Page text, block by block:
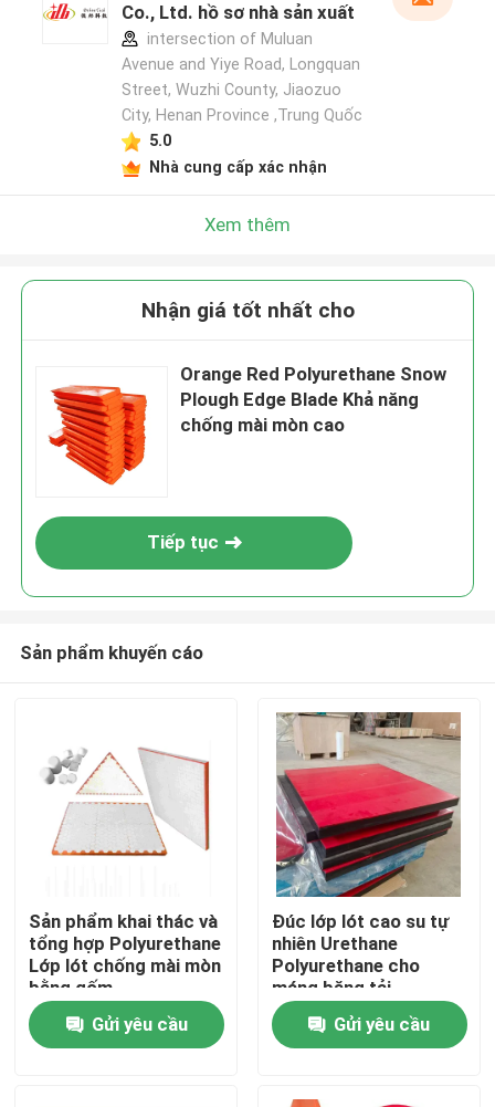
Nhà
Co., Ltd. hồ sơ nhà sản xuất
intersection of Muluan
Avenue and Yiye Road, Longquan
Street, Wuzhi County, Jiaozuo
City, Henan Province ,Trung Quốc
5.0
Nhà cung cấp xác nhận
Xem thêm
Nhận giá tốt nhất cho
Orange Red Polyurethane Snow
Plough Edge Blade Khả năng
chống mài mòn cao
Tiếp tục
Sản phẩm khuyến cáo
Sản phẩm khai thác và
tổng hợp Polyurethane
Lớp lót chống mài mòn
bằng gốm
Polyurethane
Gửi yêu cầu
Đúc lớp lót cao su tự
nhiên Urethane
Polyurethane cho
máng băng tải
Gửi yêu cầu